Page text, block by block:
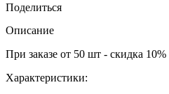
Поделиться
Описание
При заказе от 50 шт - скидка
Характеристики: